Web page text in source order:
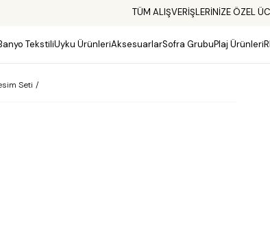
TÜM ALIŞVERİŞLERİNİZE ÖZEL
TekstiliUyku ÜrünleriAksesuarlarSofra GrubuPlaj Ürünleri
Seti /